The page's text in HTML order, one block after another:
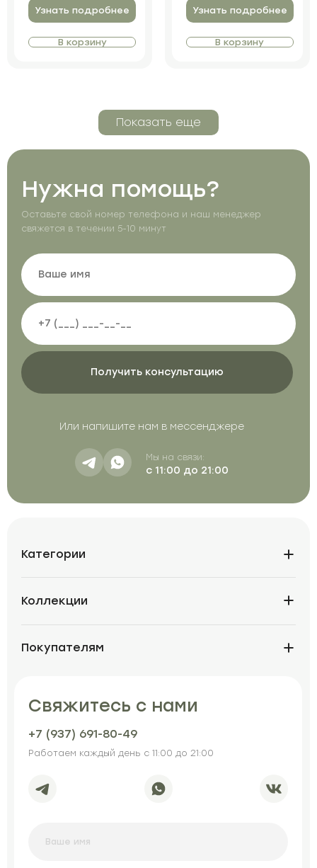
Узнать подробнее
В корзину
Узнать подробнее
В корзину
Показать еще
Нужна помощь?
Оставьте свой номер телефона и наш менеджер
свяжется в течении 5-10 минут
Или напишите нам в мессенджере
Мы на связи:
с 11:00 до 21:00
Категории
Коллекции
Покупателям
Свяжитесь с нами
+7 (937) 691-80-49
Работаем каждый день с 11:00 до 21:00